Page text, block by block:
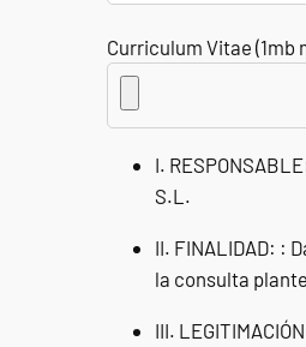
Curriculum Vitae (1mb
I.
S.L.
II. FINALIDAD: :
la consulta
III.